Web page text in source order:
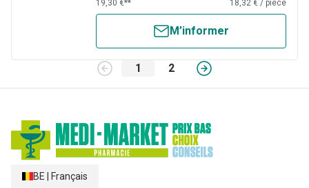
19,30 €** 18,32 € / pièce
M’informer
1 2
BE Français